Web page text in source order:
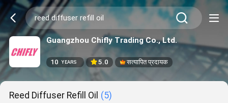
Guangzhou Chifly Trading Co., Ltd.
10 YEARS 5.0 सत्यापित प्रदायक
Reed Diffuser Refill Oil (5)